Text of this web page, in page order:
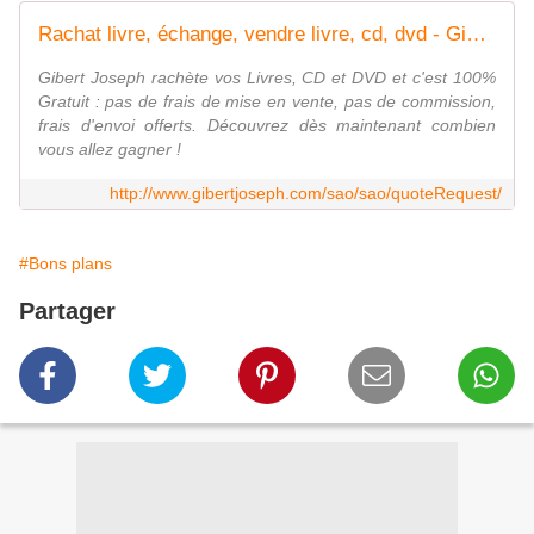
Rachat livre, échange, vendre livre, cd, dvd - GibertJoseph.com
Gibert Joseph rachète vos Livres, CD et DVD et c'est 100%
Gratuit : pas de frais de mise en vente, pas de commission,
frais d'envoi offerts. Découvrez dès maintenant combien
vous allez gagner !
http://www.gibertjoseph.com/sao/sao/quoteRequest/
#Bons plans
Partager